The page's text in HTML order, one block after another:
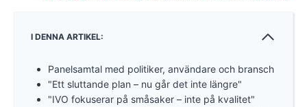
I DENNA ARTIKEL:
Panelsamtal med politiker, användare och bransch
"Ett sluttande plan – nu går det inte längre"
"IVO fokuserar på småsaker – inte på kvalitet"